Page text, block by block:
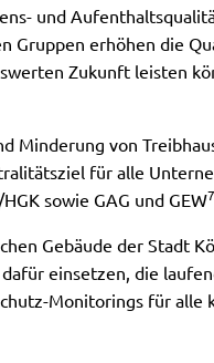
und
erhöhen die
Zukunft leisten
Minderung von
für alle
sowie GAG und GEW7
Gebäude der Stadt
einsetzen, die
Monitorings für alle